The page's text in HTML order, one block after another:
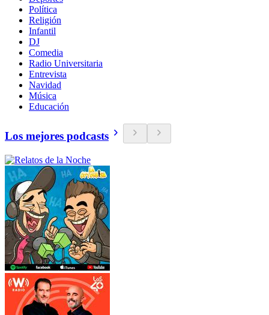
Política
Religión
Infantil
DJ
Comedia
Radio Universitaria
Entrevista
Navidad
Música
Educación
Los mejores podcasts